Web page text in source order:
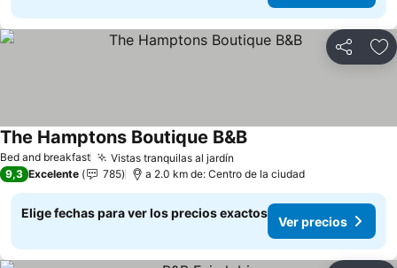
Compartir
Bed and breakfast Vistas tranquilas al jardín
The Hamptons Boutique B&B
9,3 Excelente 785 a 2.0 km de: Centro de la ciudad
Elige fechas para ver los precios exactos
Ver precios